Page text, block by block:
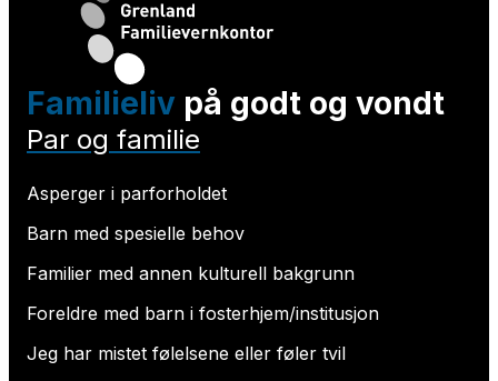
Familieliv på godt og vondt
Par og familie
Asperger i parforholdet
Barn med spesielle behov
Familier med annen kulturell bakgrunn
Foreldre med barn i fosterhjem/institusjon
Jeg har mistet følelsene eller føler tvil